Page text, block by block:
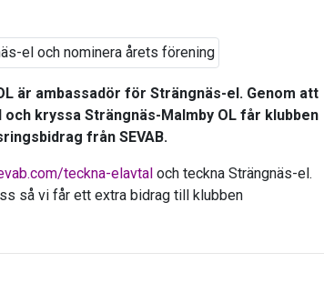
är ambassadör för Strängnäs-el. Genom att
kryssa Strängnäs-Malmby OL får klubben
från SEVAB.
teckna-elavtal och teckna Strängnäs-el.
så vi får ett extra bidrag till klubben